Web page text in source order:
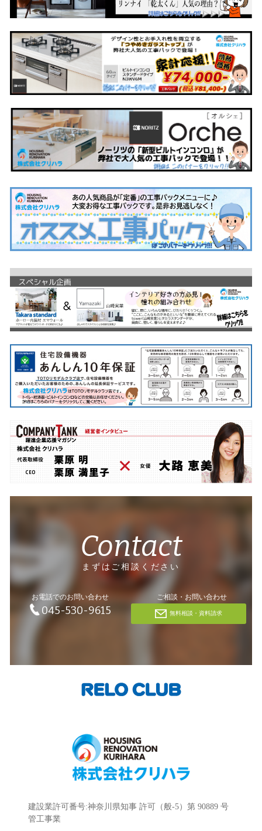
Contact
まずはご相談ください
お電話でのお問い合わせ
045-530-9615
ご相談・お問い合わせ
無料相談・資料請求
建設業許可番号:神奈川県知事 許可（般-5）第 90889 号
管工事業